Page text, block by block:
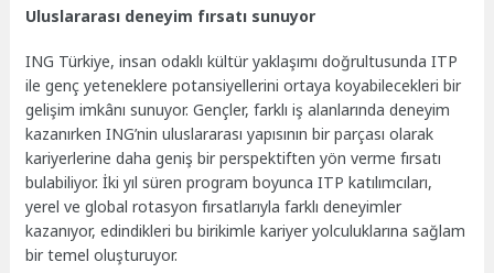
Uluslararası deneyim fırsatı sunuyor
ING Türkiye, insan odaklı kültür yaklaşımı doğrultusunda ITP
ile genç yeteneklere potansiyellerini ortaya koyabilecekleri bir
gelişim imkânı sunuyor. Gençler, farklı iş alanlarında deneyim
kazanırken ING’nin uluslararası yapısının bir parçası olarak
kariyerlerine daha geniş bir perspektiften yön verme fırsatı
bulabiliyor. İki yıl süren program boyunca ITP katılımcıları,
yerel ve global rotasyon fırsatlarıyla farklı deneyimler
kazanıyor, edindikleri bu birikimle kariyer yolculuklarına sağlam
bir temel oluşturuyor.